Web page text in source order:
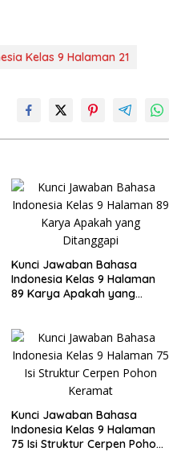
Kelas 9 Halaman 21
Kunci Jawaban Bahasa
Indonesia Kelas 9 Halaman
89 Karya Apakah yang
Kunci Jawaban Bahasa
Indonesia Kelas 9 Halaman
75 Isi Struktur Cerpen Pohon